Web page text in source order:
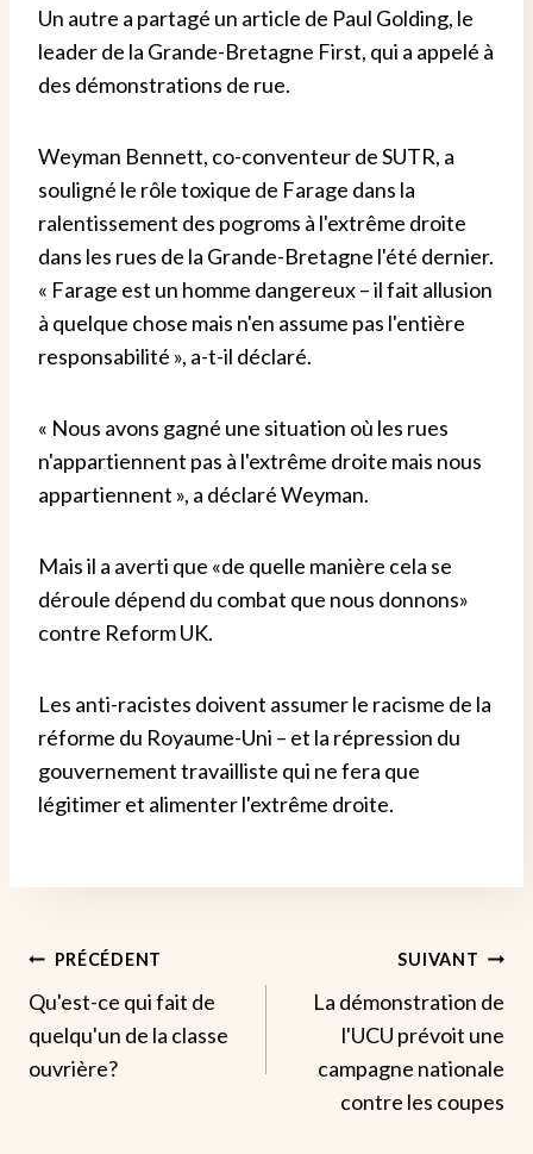
Un autre a partagé un article de Paul Golding, le
leader de la Grande-Bretagne First, qui a appelé à
des démonstrations de rue.
Weyman Bennett, co-conventeur de SUTR, a
souligné le rôle toxique de Farage dans la
ralentissement des pogroms à l'extrême droite
dans les rues de la Grande-Bretagne l'été dernier.
« Farage est un homme dangereux – il fait allusion
à quelque chose mais n'en assume pas l'entière
responsabilité », a-t-il déclaré.
« Nous avons gagné une situation où les rues
n'appartiennent pas à l'extrême droite mais nous
appartiennent », a déclaré Weyman.
Mais il a averti que «de quelle manière cela se
déroule dépend du combat que nous donnons»
contre Reform UK.
Les anti-racistes doivent assumer le racisme de la
réforme du Royaume-Uni – et la répression du
gouvernement travailliste qui ne fera que
légitimer et alimenter l'extrême droite.
Navigation
De
L’article
PRÉCÉDENT
Qu'est-ce qui fait de
quelqu'un de la classe
ouvrière?
SUIVANT
La démonstration de
l'UCU prévoit une
campagne nationale
contre les coupes